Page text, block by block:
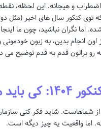
از اضطراب و هیجانه. این
توی کنکور سال های اخیر (مثل
اما نگران نباشید، چون ما
اون انجام بدین، به زبون
رو براتون قدم به قدم توضیح می
باشیم؟
شماهاست. شاید فکر کنی